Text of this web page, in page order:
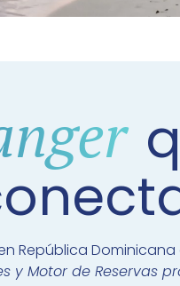
República
y Motor de Reservas